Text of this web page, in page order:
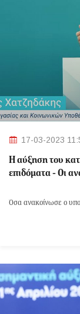
17-03-2023
Η αύξηση του
επιδόματα - Οι
Όσα ανακοίνωσε ο